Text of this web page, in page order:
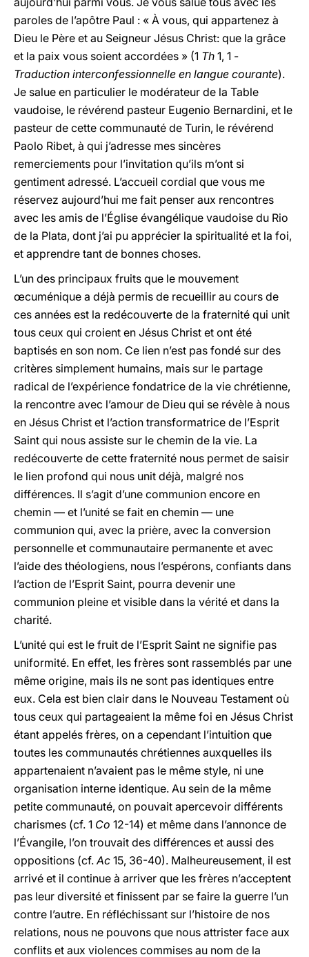
paroles de l’apôtre Paul : « À vous, qui appartenez à
Dieu le Père et au Seigneur Jésus Christ: que la grâce
et la paix vous soient accordées » (1 Th 1, 1 -
Traduction interconfessionnelle en langue courante).
Je salue en particulier le modérateur de la Table
vaudoise, le révérend pasteur Eugenio Bernardini, et le
pasteur de cette communauté de Turin, le révérend
Paolo Ribet, à qui j’adresse mes sincères
remerciements pour l’invitation qu’ils m’ont si
gentiment adressé. L’accueil cordial que vous me
réservez aujourd’hui me fait penser aux rencontres
avec les amis de l’Église évangélique vaudoise du Rio
de la Plata, dont j’ai pu apprécier la spiritualité et la foi,
et apprendre tant de bonnes choses.
L’un des principaux fruits que le mouvement
œcuménique a déjà permis de recueillir au cours de
ces années est la redécouverte de la fraternité qui unit
tous ceux qui croient en Jésus Christ et ont été
baptisés en son nom. Ce lien n’est pas fondé sur des
critères simplement humains, mais sur le partage
radical de l’expérience fondatrice de la vie chrétienne,
la rencontre avec l’amour de Dieu qui se révèle à nous
en Jésus Christ et l’action transformatrice de l’Esprit
Saint qui nous assiste sur le chemin de la vie. La
redécouverte de cette fraternité nous permet de saisir
le lien profond qui nous unit déjà, malgré nos
différences. Il s’agit d’une communion encore en
chemin — et l’unité se fait en chemin — une
communion qui, avec la prière, avec la conversion
personnelle et communautaire permanente et avec
l’aide des théologiens, nous l’espérons, confiants dans
l’action de l’Esprit Saint, pourra devenir une
communion pleine et visible dans la vérité et dans la
charité.
L’unité qui est le fruit de l’Esprit Saint ne signifie pas
uniformité. En effet, les frères sont rassemblés par une
même origine, mais ils ne sont pas identiques entre
eux. Cela est bien clair dans le Nouveau Testament où
tous ceux qui partageaient la même foi en Jésus Christ
étant appelés frères, on a cependant l’intuition que
toutes les communautés chrétiennes auxquelles ils
appartenaient n’avaient pas le même style, ni une
organisation interne identique. Au sein de la même
petite communauté, on pouvait apercevoir différents
charismes (cf. 1 Co 12-14) et même dans l’annonce de
l’Évangile, l’on trouvait des différences et aussi des
oppositions (cf.Ac 15, 36-40). Malheureusement, il est
arrivé et il continue à arriver que les frères n’acceptent
pas leur diversité et finissent par se faire la guerre l’un
contre l’autre. En réfléchissant sur l’histoire de nos
relations, nous ne pouvons que nous attrister face aux
conflits et aux violences commises au nom de la